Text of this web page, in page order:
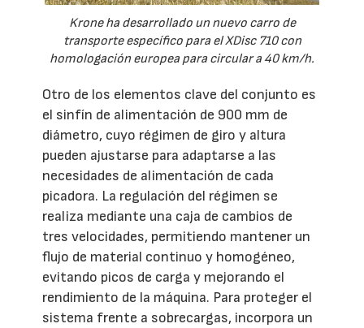
Krone ha desarrollado un nuevo carro de
transporte específico para el XDisc 710 con
homologación europea para circular a 40 km/h.
Otro de los elementos clave del conjunto es
el sinfín de alimentación de 900 mm de
diámetro, cuyo régimen de giro y altura
pueden ajustarse para adaptarse a las
necesidades de alimentación de cada
picadora. La regulación del régimen se
realiza mediante una caja de cambios de
tres velocidades, permitiendo mantener un
flujo de material continuo y homogéneo,
evitando picos de carga y mejorando el
rendimiento de la máquina. Para proteger el
sistema frente a sobrecargas, incorpora un